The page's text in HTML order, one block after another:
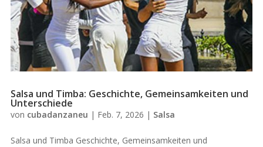
Salsa und Timba: Geschichte, Gemeinsamkeiten und
Unterschiede
von cubadanzaneu | Feb. 7, 2026 | Salsa
Salsa und Timba Geschichte, Gemeinsamkeiten und